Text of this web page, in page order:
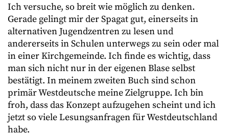
Ich versuche, so breit wie möglich zu denken.
Gerade gelingt mir der Spagat gut, einerseits in
alternativen Jugendzentren zu lesen und
andererseits in Schulen unterwegs zu sein oder mal
in einer Kirchgemeinde. Ich finde es wichtig, dass
man sich nicht nur in der eigenen Blase selbst
bestätigt. In meinem zweiten Buch sind schon
primär Westdeutsche meine Zielgruppe. Ich bin
froh, dass das Konzept aufzugehen scheint und ich
jetzt so viele Lesungsanfragen für Westdeutschland
habe.